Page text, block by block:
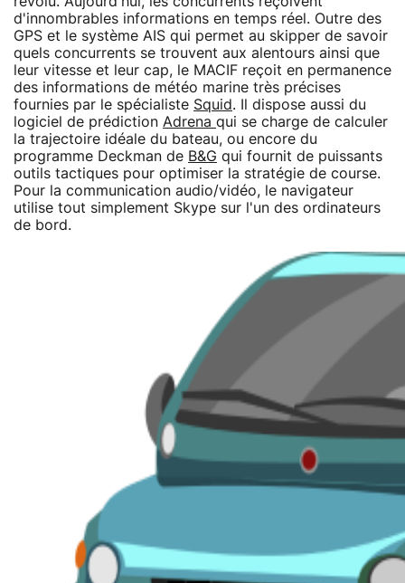
d'innombrables informations en temps réel. Outre des
GPS et le système AIS qui permet au skipper de savoir
quels concurrents se trouvent aux alentours ainsi que
leur vitesse et leur cap, le MACIF reçoit en permanence
des informations de météo marine très précises
fournies par le spécialiste Squid. Il dispose aussi du
logiciel de prédiction Adrena qui se charge de calculer
la trajectoire idéale du bateau, ou encore du
programme Deckman de B&G qui fournit de puissants
outils tactiques pour optimiser la stratégie de course.
Pour la communication audio/vidéo, le navigateur
utilise tout simplement Skype sur l'un des ordinateurs
de bord.